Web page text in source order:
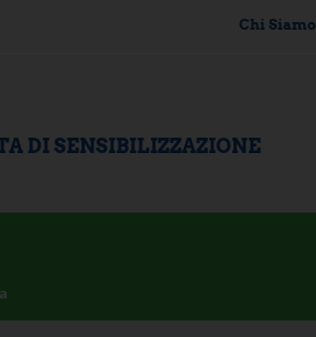
Chi Siamo
DI SENSIBILIZZAZIONE